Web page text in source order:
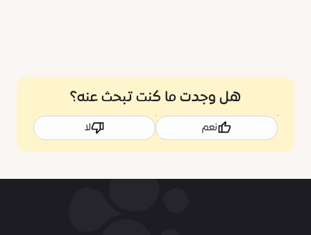
هل وجدت ما كنت تبحث عنه؟
نعم لا